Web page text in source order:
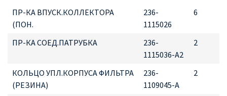
ПР-КА ВПУСК.КОЛЛЕКТОРА
(ПОН.
236-
1115026
6
ПР-КА СОЕД.ПАТРУБКА
236-
1115036-А2
2
КОЛЬЦО УПЛ.КОРПУСА ФИЛЬТРА
(РЕЗИНА)
236-
1109045-А
2